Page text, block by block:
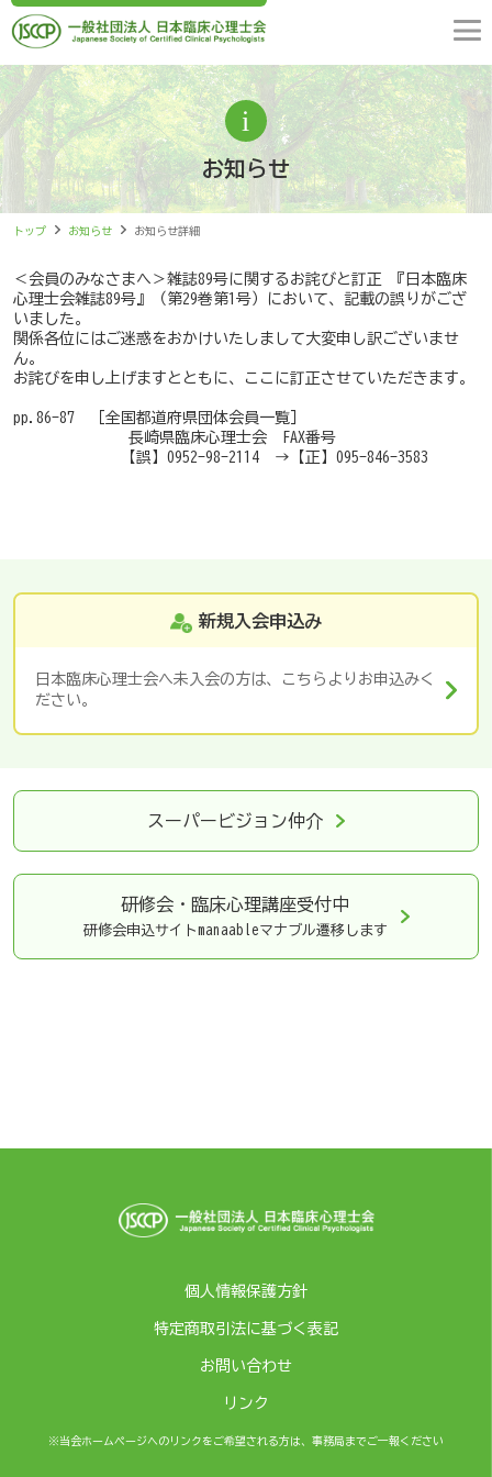
お知らせ
トップ お知らせ お知らせ詳細
＜会員のみなさまへ＞雑誌89号に関するお詫びと訂正 『日本臨床
心理士会雑誌89号』（第29巻第1号）において、記載の誤りがござ
いました。
関係各位にはご迷惑をおかけいたしまして大変申し訳ございませ
ん。
お詫びを申し上げますとともに、ここに訂正させていただきます。
pp.86-87 ［全国都道府県団体会員一覧］
長崎県臨床心理士会 FAX番号
【誤】0952-98-2114 → 【正】095-846-3583
新規入会申込み
日本臨床心理士会へ未入会の方は、こちらよりお申込みく
ださい。
スーパービジョン仲介
研修会・臨床心理講座受付中
研修会申込サイトmanaableマナブル遷移します
個人情報保護方針
特定商取引法に基づく表記
お問い合わせ
リンク
※当会ホームページへのリンクをご希望される方は、事務局までご一報ください